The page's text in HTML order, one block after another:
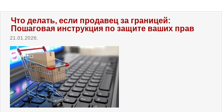
Что делать, если продавец за границей:
Пошаговая инструкция по защите ваших прав
21.01.2026.